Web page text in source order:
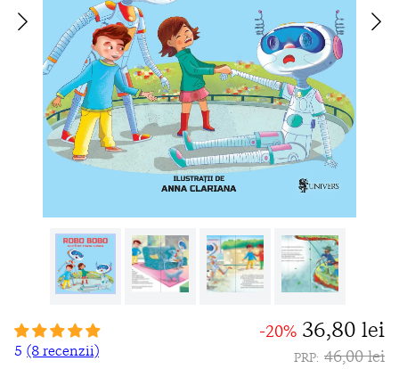
5 (8 recenzii)
-20% 36,80 lei
PRP: 46,00 lei